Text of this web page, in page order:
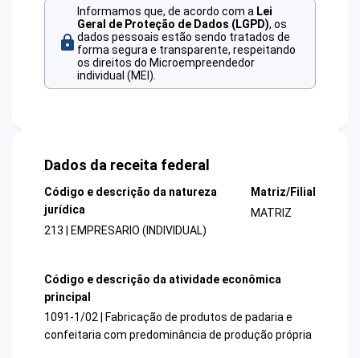
Informamos que, de acordo com a Lei
Geral de Proteção de Dados (LGPD), os
dados pessoais estão sendo tratados de
forma segura e transparente, respeitando
os direitos do Microempreendedor
individual (MEI).
Dados da receita federal
Código e descrição da natureza
jurídica
213 | EMPRESARIO (INDIVIDUAL)
Matriz/Filial
MATRIZ
Código e descrição da atividade econômica
principal
1091-1/02 | Fabricação de produtos de padaria e
confeitaria com predominância de produção própria